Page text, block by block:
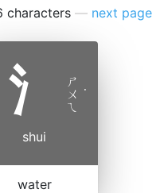
characters — next page
氵
ㄕ
ㄨ
ㄟ
˙
shui
water